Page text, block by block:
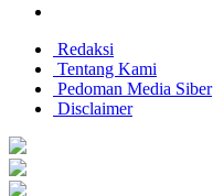
Redaksi
Tentang Kami
Pedoman Media Siber
Disclaimer